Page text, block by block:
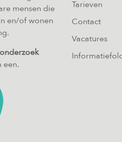
mensen die
en/of wonen
een.
Tarieven
Contact
Vacatures